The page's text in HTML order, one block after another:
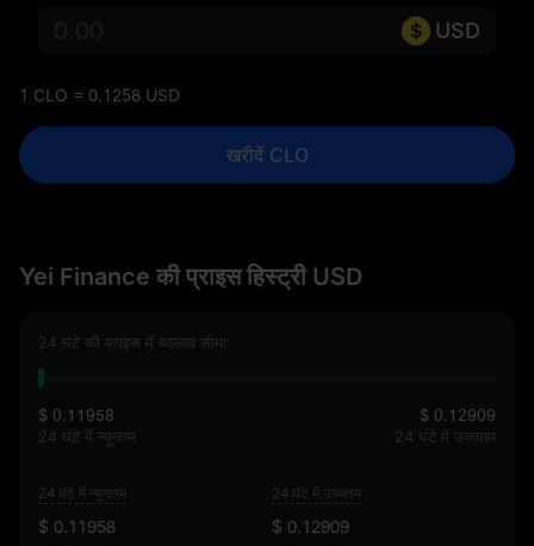
USD
1 CLO = 0.1258 USD
खरीदें CLO
Yei Finance की प्राइस हिस्ट्री USD
24 घंटे की प्राइस में बदलाव सीमा:
$ 0.11958
24 घंटे में न्यूनतम
$ 0.12909
24 घंटे में उच्चतम
24 घंटे में न्यूनतम
$ 0.11958
24 घंटे में उच्चतम
$ 0.12909